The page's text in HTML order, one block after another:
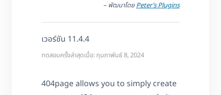
– พัฒนาโดยPeter’s Plugins
เวอร์ชัน 11.4.4
ทดสอบครั้งล่าสุดเมื่อ: กุมภาพันธ์ 8, 2024
404page allows you to simply create